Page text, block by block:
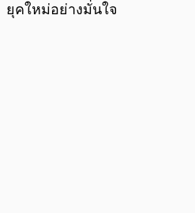
ยุคใหม่อย่างมั่นใจ